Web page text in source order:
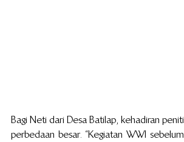
Bagi Neti dari Desa Batilap, kehadiran
perbedaan besar. “Kegiatan WWI